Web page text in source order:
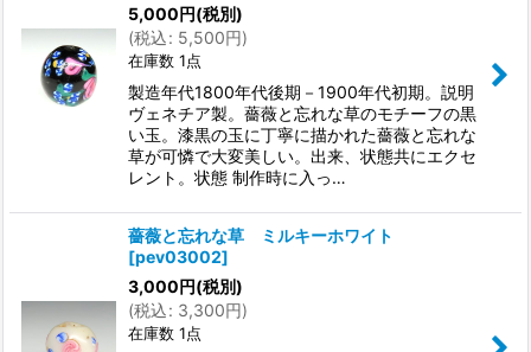
5,000円(税別)
(税込: 5,500円)
在庫数 1点
製造年代1800年代後期－1900年代初期。説明
ヴェネチア製。薔薇と忘れな草のモチーフの黒
い玉。漆黒の玉に丁寧に描かれた薔薇と忘れな
草が可憐で大変美しい。出来、状態共にエクセ
レント。状態 制作時に入っ…
薔薇と忘れな草 ミルキーホワイト
[pev03002]
3,000円(税別)
(税込: 3,300円)
在庫数 1点